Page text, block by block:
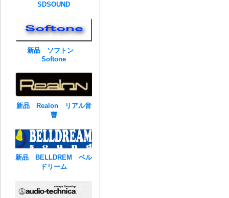
SDSOUND
新品 ソフトン
Softone
新品 Realon リアル音
響
新品 BELLDREM ベル
ドリーム